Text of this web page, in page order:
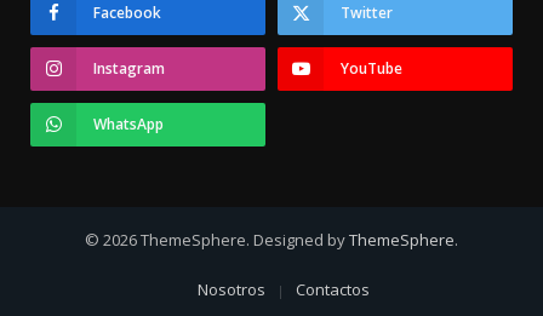
Facebook Twitter
Instagram YouTube
WhatsApp
© 2026 ThemeSphere. Designed byThemeSphere.
Nosotros Contactos